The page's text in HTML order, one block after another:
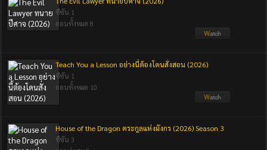
ซีซัน 1
ตอนทั้งหมด 8
Teach You a Lesson อย่างนี้ต้องโดนสั่งสอน (2026)
ซีซัน 1
ตอนทั้งหมด 10
House of the Dragon ตระกูลแห่งมังกร (2026) Season 3
ซีซัน 3